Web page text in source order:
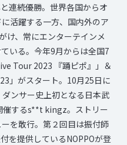
連続優勝。世界各国からオ
活躍する一方、国内外のア
け、常にエンターテインメ
いる。今年9月からは全国7
Tour 2023 『踊ピポ』」＆
」がスタート。10月25日に
ンサー史上初となる日本武
催するs**t kingz。ストリー
を敢行。第２回目は振付師
を提供しているNOPPOが登